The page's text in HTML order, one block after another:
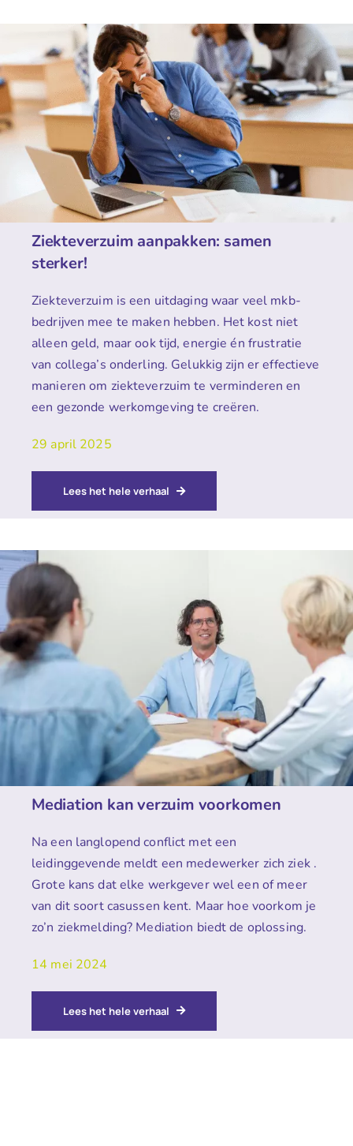
Ziekteverzuim aanpakken: samen
sterker!
Ziekteverzuim is een uitdaging waar veel mkb-
bedrijven mee te maken hebben. Het kost niet
alleen geld, maar ook tijd, energie én frustratie
van collega’s onderling. Gelukkig zijn er effectieve
manieren om ziekteverzuim te verminderen en
een gezonde werkomgeving te creëren.
29 april 2025
Lees het hele verhaal
Mediation kan verzuim voorkomen
Na een langlopend conflict met een
leidinggevende meldt een medewerker zich ziek .
Grote kans dat elke werkgever wel een of meer
van dit soort casussen kent. Maar hoe voorkom je
zo’n ziekmelding? Mediation biedt de oplossing.
14 mei 2024
Lees het hele verhaal